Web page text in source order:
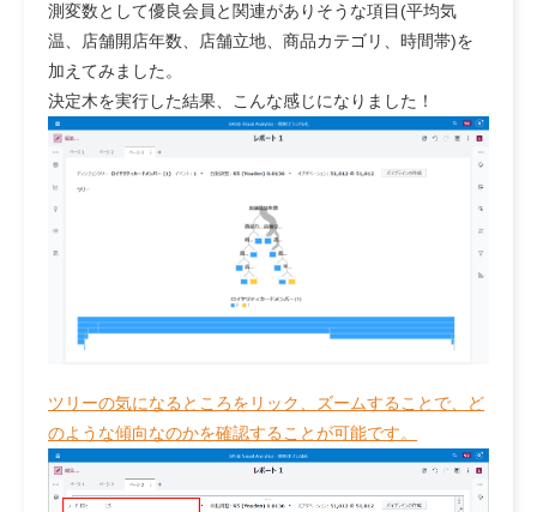
測変数として優良会員と関連がありそうな項目(平均気
温、店舗開店年数、店舗立地、商品カテゴリ、時間帯)を
加えてみました。
決定木を実行した結果、こんな感じになりました！
ツリーの気になるところをリック、ズームすることで、ど
のような傾向なのかを確認することが可能です。